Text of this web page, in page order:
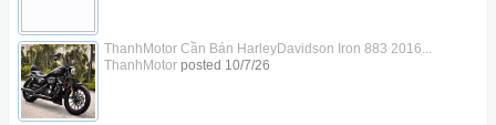
ThanhMotor Cần Bán HarleyDavidson Iron 883 2016...
ThanhMotorposted 10/7/26